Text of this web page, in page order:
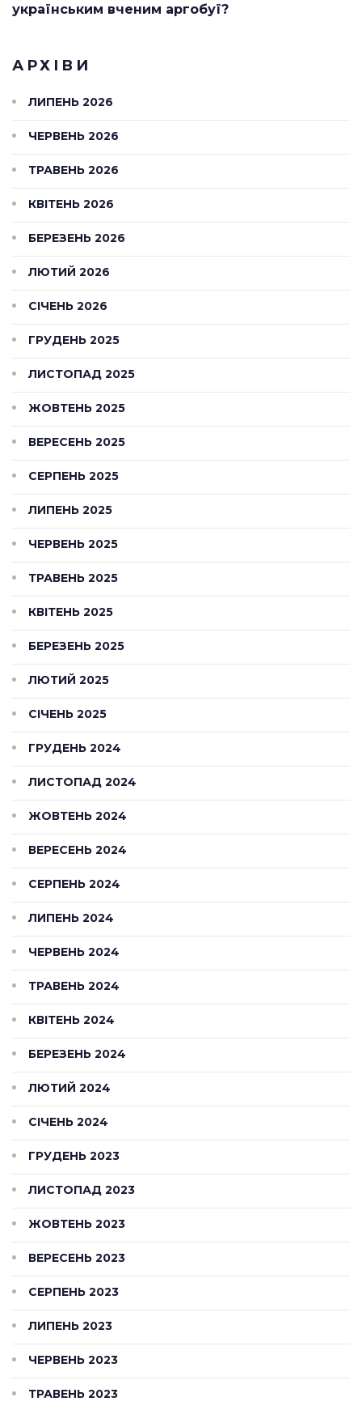
українським вченим аргобуї?
АРХІВИ
ЛИПЕНЬ 2026
ЧЕРВЕНЬ 2026
ТРАВЕНЬ 2026
КВІТЕНЬ 2026
БЕРЕЗЕНЬ 2026
ЛЮТИЙ 2026
СІЧЕНЬ 2026
ГРУДЕНЬ 2025
ЛИСТОПАД 2025
ЖОВТЕНЬ 2025
ВЕРЕСЕНЬ 2025
СЕРПЕНЬ 2025
ЛИПЕНЬ 2025
ЧЕРВЕНЬ 2025
ТРАВЕНЬ 2025
КВІТЕНЬ 2025
БЕРЕЗЕНЬ 2025
ЛЮТИЙ 2025
СІЧЕНЬ 2025
ГРУДЕНЬ 2024
ЛИСТОПАД 2024
ЖОВТЕНЬ 2024
ВЕРЕСЕНЬ 2024
СЕРПЕНЬ 2024
ЛИПЕНЬ 2024
ЧЕРВЕНЬ 2024
ТРАВЕНЬ 2024
КВІТЕНЬ 2024
БЕРЕЗЕНЬ 2024
ЛЮТИЙ 2024
СІЧЕНЬ 2024
ГРУДЕНЬ 2023
ЛИСТОПАД 2023
ЖОВТЕНЬ 2023
ВЕРЕСЕНЬ 2023
СЕРПЕНЬ 2023
ЛИПЕНЬ 2023
ЧЕРВЕНЬ 2023
ТРАВЕНЬ 2023